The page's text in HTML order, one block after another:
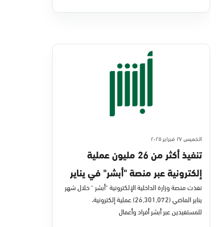
الخميس ٢٧ فبراير ٢٠٢٥
تنفيذ أكثر من 26 مليون عملية
إلكترونية عبر منصة "أبشر" في يناير
2025
نفذت منصة وزارة الداخلية الإلكترونية "أبشر " خلال شهر
يناير الماضي (26,301,072) عملية إلكترونية،
للمستفيدين عبر أبشر أفراد وأعمال